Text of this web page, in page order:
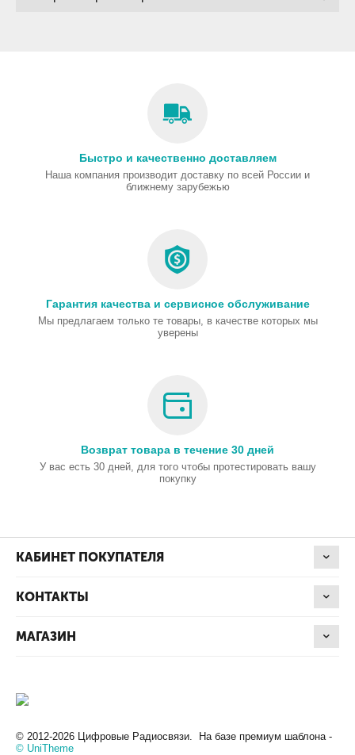
Быстро и качественно доставляем
Наша компания производит доставку по всей России и
ближнему зарубежью
Гарантия качества и сервисное обслуживание
Мы предлагаем только те товары, в качестве которых мы
уверены
Возврат товара в течение 30 дней
У вас есть 30 дней, для того чтобы протестировать вашу
покупку
КАБИНЕТ ПОКУПАТЕЛЯ
КОНТАКТЫ
МАГАЗИН
© 2012-2026 Цифровые Радиосвязи. На базе премиум шаблона -
© UniTheme